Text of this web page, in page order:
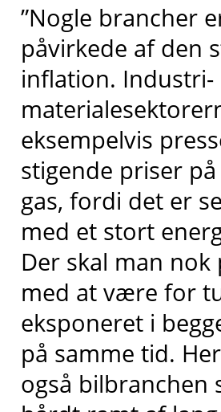
”Nogle brancher
påvirkede af den
inflation. Industri-
eksempelvis
stigende priser
gas, fordi det er
med et stort
Der skal man nok
med at være for
eksponeret i
på samme tid.
også bilbranchen